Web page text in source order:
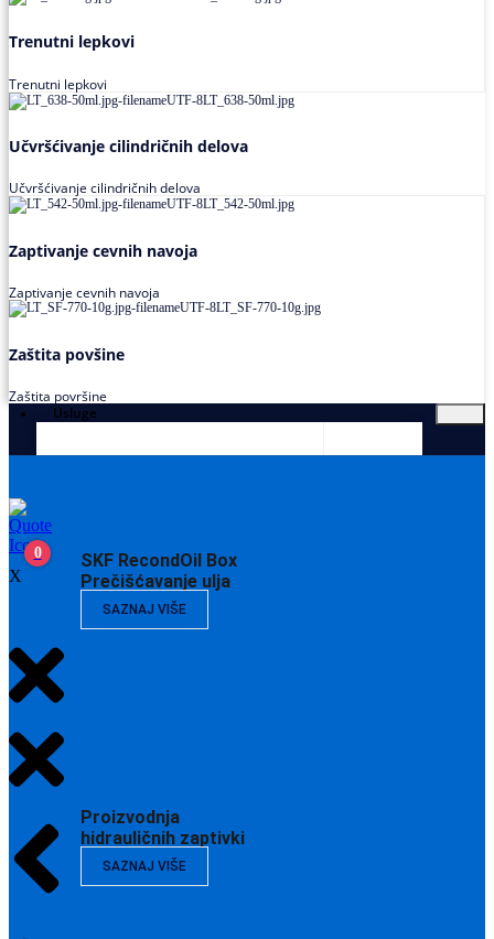
Trenutni lepkovi
Trenutni lepkovi
Učvršćivanje cilindričnih delova
Učvršćivanje cilindričnih delova
Zaptivanje cevnih navoja
Zaptivanje cevnih navoja
Zaštita povšine
Zaštita površine
Usluge
SKF RecondOil Box
Prečišćavanje ulja
SAZNAJ VIŠE
Proizvodnja
hidrauličnih zaptivki
SAZNAJ VIŠE
0
X